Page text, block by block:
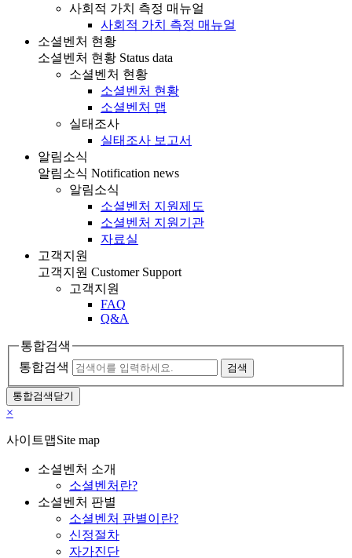
사회적 가치 측정 매뉴얼
사회적 가치 측정 매뉴얼
소셜벤처 현황
소셜벤처 현황 Status data
소셜벤처 현황
소셜벤처 현황
소셜벤처 맵
실태조사
실태조사 보고서
알림소식
알림소식 Notification news
알림소식
소셜벤처 지원제도
소셜벤처 지원기관
자료실
고객지원
고객지원 Customer Support
고객지원
FAQ
Q&A
통합검색
통합검색
검색
통합검색닫기
×
사이트맵Site map
소셜벤처 소개
소셜벤처란?
소셜벤처 판별
소셜벤처 판별이란?
신정절차
자가진단